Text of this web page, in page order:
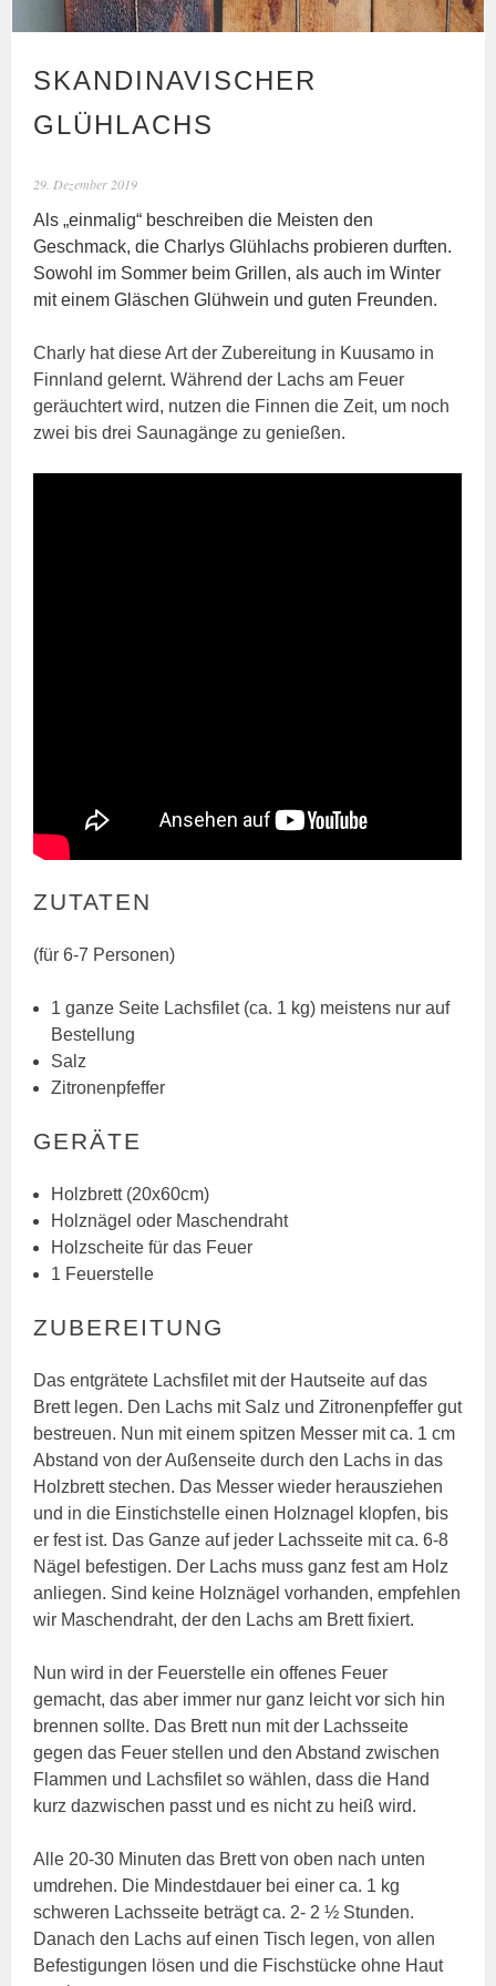
SKANDINAVISCHER
GLÜHLACHS
29. Dezember 2019
Als „einmalig“ beschreiben die Meisten den
Geschmack, die Charlys Glühlachs probieren durften.
Sowohl im Sommer beim Grillen, als auch im Winter
mit einem Gläschen Glühwein und guten Freunden.
Charly hat diese Art der Zubereitung in Kuusamo in
Finnland gelernt. Während der Lachs am Feuer
geräuchtert wird, nutzen die Finnen die Zeit, um noch
zwei bis drei Saunagänge zu genießen.
ZUTATEN
(für 6-7 Personen)
1 ganze Seite Lachsfilet (ca. 1 kg) meistens nur auf
Bestellung
Salz
Zitronenpfeffer
GERÄTE
Holzbrett (20x60cm)
Holznägel oder Maschendraht
Holzscheite für das Feuer
1 Feuerstelle
ZUBEREITUNG
Das entgrätete Lachsfilet mit der Hautseite auf das
Brett legen. Den Lachs mit Salz und Zitronenpfeffer gut
bestreuen. Nun mit einem spitzen Messer mit ca. 1 cm
Abstand von der Außenseite durch den Lachs in das
Holzbrett stechen. Das Messer wieder herausziehen
und in die Einstichstelle einen Holznagel klopfen, bis
er fest ist. Das Ganze auf jeder Lachsseite mit ca. 6-8
Nägel befestigen. Der Lachs muss ganz fest am Holz
anliegen. Sind keine Holznägel vorhanden, empfehlen
wir Maschendraht, der den Lachs am Brett fixiert.
Nun wird in der Feuerstelle ein offenes Feuer
gemacht, das aber immer nur ganz leicht vor sich hin
brennen sollte. Das Brett nun mit der Lachsseite
gegen das Feuer stellen und den Abstand zwischen
Flammen und Lachsfilet so wählen, dass die Hand
kurz dazwischen passt und es nicht zu heiß wird.
Alle 20-30 Minuten das Brett von oben nach unten
umdrehen. Die Mindestdauer bei einer ca. 1 kg
schweren Lachsseite beträgt ca. 2- 2 ½ Stunden.
Danach den Lachs auf einen Tisch legen, von allen
Befestigungen lösen und die Fischstücke ohne Haut